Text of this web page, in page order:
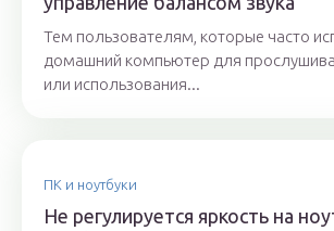
Тем пользователям, которые часто
домашний компьютер для
или использования...
ПК и ноутбуки
Не регулируется яркость на